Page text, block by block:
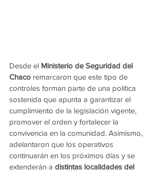
Desde el Ministerio de Seguridad del
Chaco remarcaron que este tipo de
controles forman parte de una política
sostenida que apunta a garantizar el
cumplimiento de la legislación vigente,
promover el orden y fortalecer la
convivencia en la comunidad. Asimismo,
adelantaron que los operativos
continuarán en los próximos días y se
extenderán a distintas localidades del